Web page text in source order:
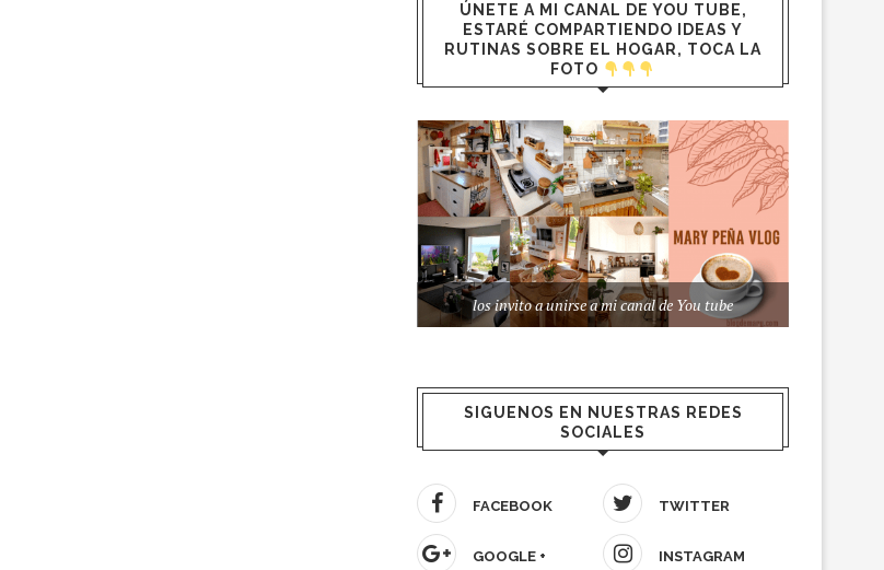
ÚNETE A MI CANAL DE YOU TUBE,
ESTARÉ COMPARTIENDO IDEAS Y
RUTINAS SOBRE EL HOGAR, TOCA LA
FOTO
los invito a unirse a mi canal de You tube
SIGUENOS EN NUESTRAS REDES
SOCIALES
FACEBOOK TWITTER
GOOGLE + INSTAGRAM